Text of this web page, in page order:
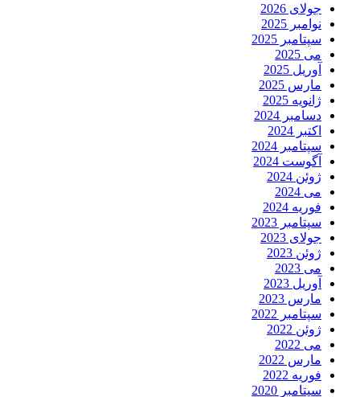
جولای 2026
نوامبر 2025
سپتامبر 2025
می 2025
آوریل 2025
مارس 2025
ژانویه 2025
دسامبر 2024
اکتبر 2024
سپتامبر 2024
آگوست 2024
ژوئن 2024
می 2024
فوریه 2024
سپتامبر 2023
جولای 2023
ژوئن 2023
می 2023
آوریل 2023
مارس 2023
سپتامبر 2022
ژوئن 2022
می 2022
مارس 2022
فوریه 2022
سپتامبر 2020